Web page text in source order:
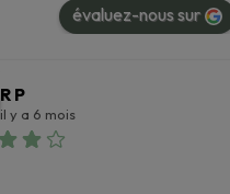
évaluez-nous sur
R P
il y a 6 mois